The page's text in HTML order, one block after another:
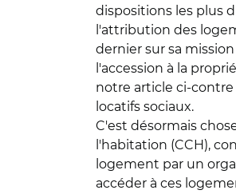
dispositions les plus
l'attribution des
dernier sur sa
l'accession à la
notre article ci-
locatifs sociaux.
C'est désormais
l'habitation (CCH),
logement par un
accéder à ces